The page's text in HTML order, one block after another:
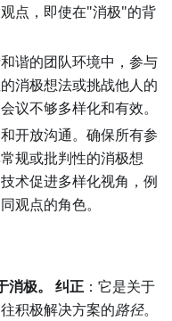
点，即使在"消极"的背
谐的团队环境中，参与
消极想法或挑战他人的
议不够多样化和有效。
开放沟通。确保所有参
规或批判性的消极想
术促进多样化视角，例
观点的角色。
极。 纠正 ：它是关于
积极解决方案的路径。